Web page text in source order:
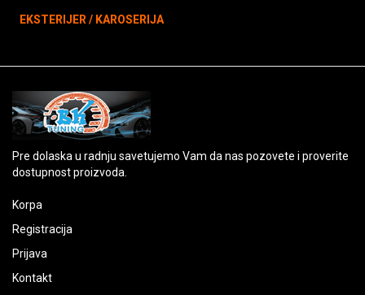
EKSTERIJER / KAROSERIJA
Pre dolaska u radnju savetujemo Vam da nas pozovete i proverite
dostupnost proizvoda.
Korpa
Registracija
Prijava
Kontakt